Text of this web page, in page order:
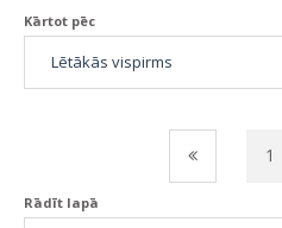
Kārtot pēc
1
Rādīt lapā